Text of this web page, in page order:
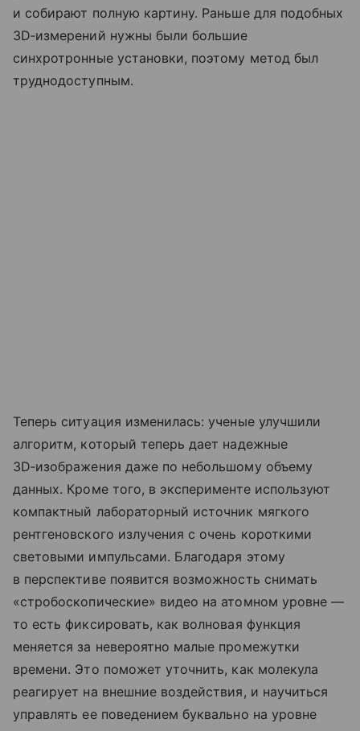
и собирают полную картину. Раньше для подобных
3D‑измерений нужны были большие
синхротронные установки, поэтому метод был
труднодоступным.
Теперь ситуация изменилась: ученые улучшили
алгоритм, который теперь дает надежные
3D‑изображения даже по небольшому объему
данных. Кроме того, в эксперименте используют
компактный лабораторный источник мягкого
рентгеновского излучения с очень короткими
световыми импульсами. Благодаря этому
в перспективе появится возможность снимать
«стробоскопические» видео на атомном уровне —
то есть фиксировать, как волновая функция
меняется за невероятно малые промежутки
времени. Это поможет уточнить, как молекула
реагирует на внешние воздействия, и научиться
управлять ее поведением буквально на уровне